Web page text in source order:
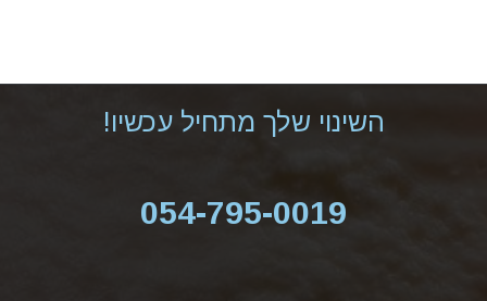
השינוי שלך מתחיל עכשיו!
054-795-0019